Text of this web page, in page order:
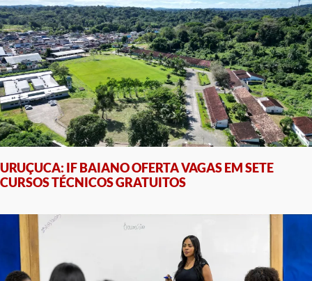
URUÇUCA: IF BAIANO OFERTA VAGAS EM SETE
CURSOS TÉCNICOS GRATUITOS